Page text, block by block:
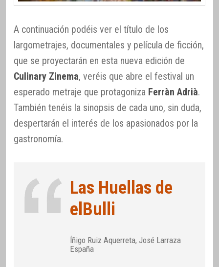
A continuación podéis ver el título de los
largometrajes, documentales y película de ficción,
que se proyectarán en esta nueva edición de
Culinary Zinema, veréis que abre el festival un
esperado metraje que protagoniza Ferràn Adrià.
También tenéis la sinopsis de cada uno, sin duda,
despertarán el interés de los apasionados por la
gastronomía.
Las Huellas de
elBulli
Íñigo Ruiz Aquerreta, José Larraza
España